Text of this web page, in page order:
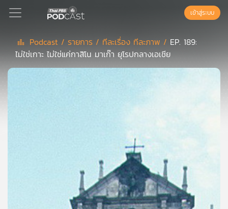
Podcast
เข้าสู่ระบบ
Podcast / รายการ / ทีละเรื่อง ทีละภาพ / EP. 189:
ไม่ใช่เกาะ ไม่ใช่แค่กาสิโน มาเก๊า ยุโรปกลางเอเชีย